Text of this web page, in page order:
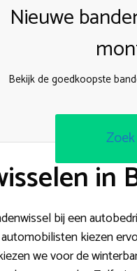
Nieuwe
Bekijk de goedkoopste
in
bij een
kiezen
we voor de